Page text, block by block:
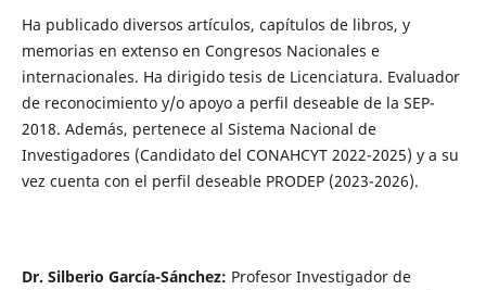
Ha publicado diversos artículos, capítulos de libros, y
memorias en extenso en Congresos Nacionales e
internacionales. Ha dirigido tesis de Licenciatura. Evaluador
de reconocimiento y/o apoyo a perfil deseable de la SEP-
2018. Además, pertenece al Sistema Nacional de
Investigadores (Candidato del CONAHCYT 2022-2025) y a su
vez cuenta con el perfil deseable PRODEP (2023-2026).
Dr. Silberio García-Sánchez: Profesor Investigador de